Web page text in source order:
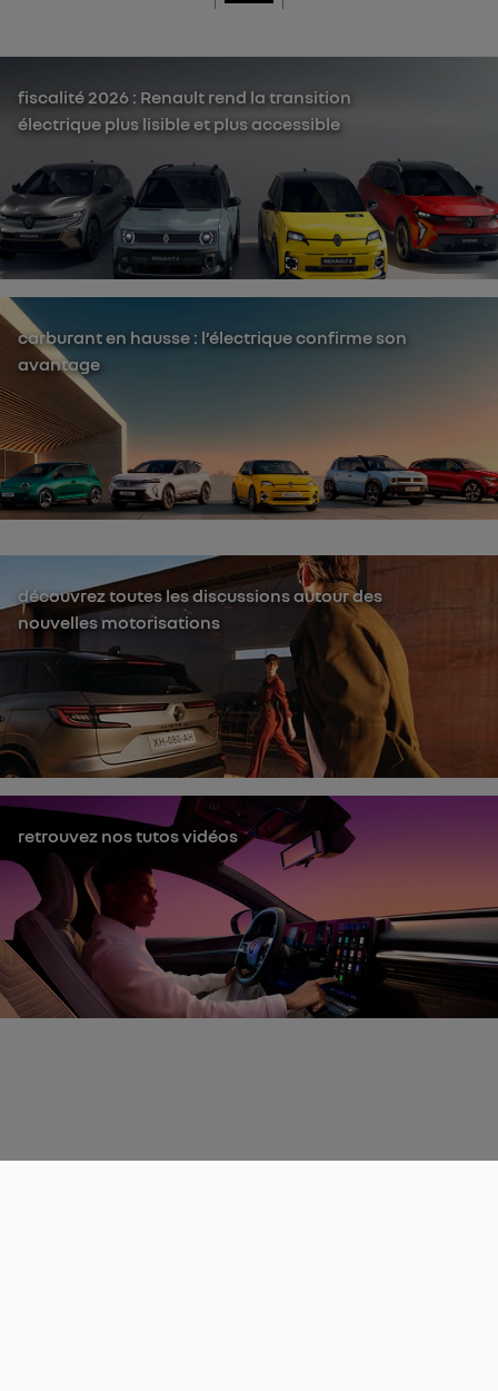
fiscalité 2026 : Renault rend la transition
électrique plus lisible et plus accessible
carburant en hausse : l’électrique confirme son
avantage
découvrez toutes les discussions autour des
nouvelles motorisations
retrouvez nos tutos vidéos